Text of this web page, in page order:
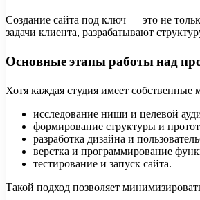
Создание сайта под ключ — это не
задачи клиента, разрабатывают
Основные этапы работы над
Хотя каждая студия имеет собственные
исследование ниши и целевой
формирование структуры и
разработка дизайна и
верстка и программирование
тестирование и запуск сайта.
Такой подход позволяет